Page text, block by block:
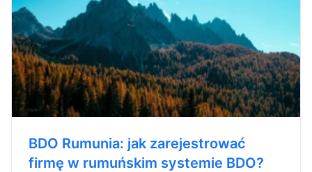
BDO Rumunia: jak zarejestrować
firmę w rumuńskim systemie BDO?